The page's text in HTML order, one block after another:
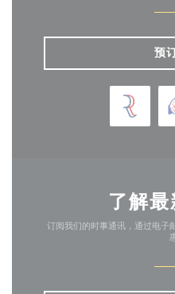
预
了解
订阅我们的时事通讯，通过电子